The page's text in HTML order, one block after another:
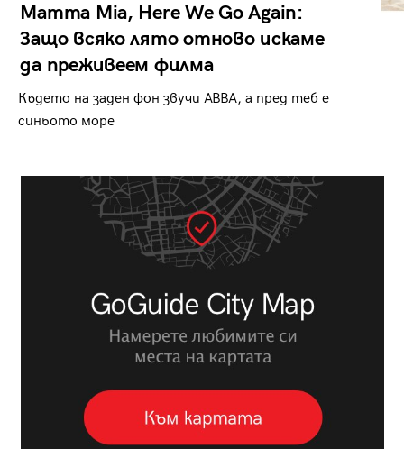
Mamma Mia, Here We Go Again:
Защо всяко лято отново искаме
да преживеем филма
Където на заден фон звучи ABBA, а пред теб е
синьото море